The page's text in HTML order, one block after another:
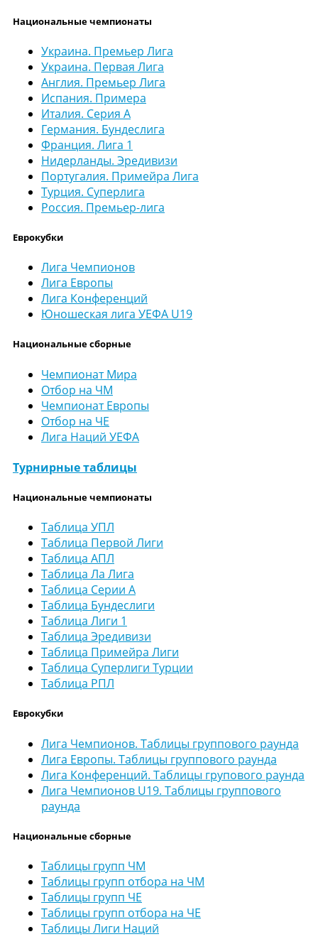
Национальные чемпионаты
Украина. Премьер Лига
Украина. Первая Лига
Англия. Премьер Лига
Испания. Примера
Италия. Серия А
Германия. Бундеслига
Франция. Лига 1
Нидерланды. Эредивизи
Португалия. Примейра Лига
Турция. Суперлига
Россия. Премьер-лига
Еврокубки
Лига Чемпионов
Лига Европы
Лига Конференций
Юношеская лига УЕФА U19
Национальные сборные
Чемпионат Мира
Отбор на ЧМ
Чемпионат Европы
Отбор на ЧЕ
Лига Наций УЕФА
Турнирные таблицы
Национальные чемпионаты
Таблица УПЛ
Таблица Первой Лиги
Таблица АПЛ
Таблица Ла Лига
Таблица Серии А
Таблица Бундеслиги
Таблица Лиги 1
Таблица Эредивизи
Таблица Примейра Лиги
Таблица Суперлиги Турции
Таблица РПЛ
Еврокубки
Лига Чемпионов. Таблицы группового раунда
Лига Европы. Таблицы группового раунда
Лига Конференций. Таблицы групового раунда
Лига Чемпионов U19. Таблицы группового
раунда
Национальные сборные
Таблицы групп ЧМ
Таблицы групп отбора на ЧМ
Таблицы групп ЧЕ
Таблицы групп отбора на ЧЕ
Таблицы Лиги Наций